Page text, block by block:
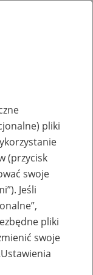
pracy
pliki
(przycisk
swoje
Jeśli
pliki
swoje